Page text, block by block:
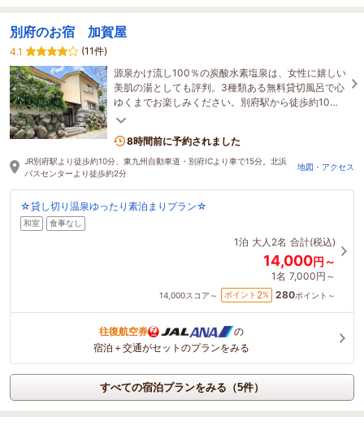
別府のお宿 加賀屋
4.1
(11件)
源泉かけ流し100％の炭酸水素塩泉は、女性に嬉しい
美肌の湯としても評判。3種類ある無料貸切風呂で心
ゆくまでお楽しみください。別府駅から徒歩約10
分、北浜バスセンターから徒歩約2分とアクセス至便
8時間前に予約されました
JR別府駅より徒歩約10分、東九州自動車道・別府ICより車で15分。北浜
バスセンターより徒歩約2分
地図・アクセス
☆貸し切り温泉ゆったり素泊まりプラン☆
和室 食事なし
1泊 大人2名 合計(税込)
14,000円～
1名 7,000円～
14,000スコア～ ポイント 2% 280ポイント～
往復航空券
の
宿泊＋交通がセットのプランをみる
すべての宿泊プランをみる（5件）